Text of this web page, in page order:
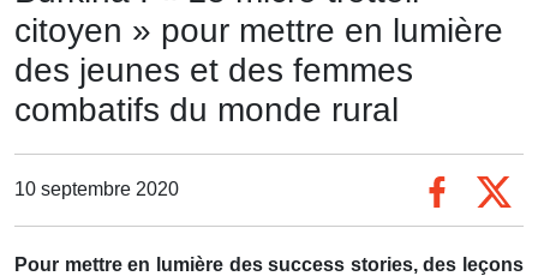
citoyen » pour mettre en lumière
des jeunes et des femmes
combatifs du monde rural
10 septembre 2020
Pour mettre en lumière des success stories, des leçons